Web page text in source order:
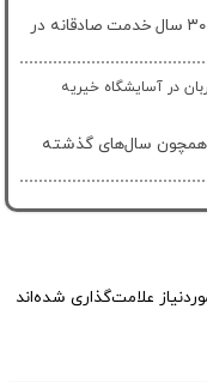
مهندس مرضیه مقیمی پس از ۳۰ سال خدمت صادقانه در
در آسایشگاه خیریه
همچون سال‌های گذشته
علامت‌گذاری شده‌اند